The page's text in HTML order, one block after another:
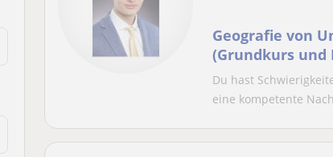
Geografie von
(Grundkurs und
Du hast
eine kompetente